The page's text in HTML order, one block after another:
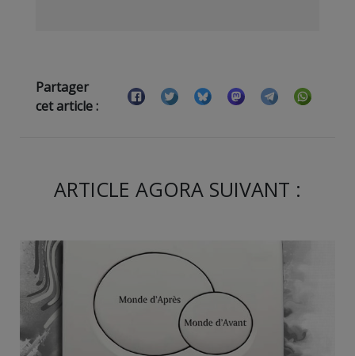
Partager
cet article :
ARTICLE AGORA SUIVANT :